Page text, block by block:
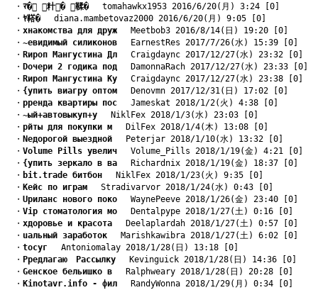
・ ﾏ� 籵� 鞣� tomahawkx1953 2016/6/20(月) 3:24 [0]
・ ﾔ鞳� diana.mambetovaz2000 2016/6/20(月) 9:05 [0]
・ xнакомства для друж Meetbob3 2016/8/14(日) 19:20 [0]
・ ~евидимый силиконов EarnestRes 2017/7/26(水) 15:39 [0]
・ Rироп Мангустина Дл Craigdaync 2017/12/27(水) 23:32 [0]
・ Dочери 2 годика под DamonnaRach 2017/12/27(水) 23:33 [0]
・ Rироп Мангустина Ку Craigdaync 2017/12/27(水) 23:38 [0]
・ {упить виагру оптом Denovmn 2017/12/31(日) 17:02 [0]
・ pренда квартиры пос Jameskat 2018/1/2(火) 4:38 [0]
・ ~ый+автовыкуп+у NiklFex 2018/1/3(水) 23:03 [0]
・ pйты для покупки м DilFex 2018/1/4(木) 13:08 [0]
・ Nедорогой выездной Peterjar 2018/1/10(水) 13:32 [0]
・ Volume Pills увелич Volume_Pills 2018/1/19(金) 4:21 [0]
・ {упить зеркало в ва Richardnix 2018/1/19(金) 18:37 [0]
・ bit.trade битбон NiklFex 2018/1/23(火) 9:35 [0]
・ Kейс по играм Stradivarvor 2018/1/24(水) 0:43 [0]
・ Uриланс нового поко WaynePeeve 2018/1/26(金) 23:40 [0]
・ Vip стоматология мо Dentalpype 2018/1/27(土) 0:16 [0]
・ xдоровье и красота Deelaplardah 2018/1/27(土) 0:57 [0]
・ uальный заработок Marishkawibra 2018/1/27(土) 6:02 [0]
・ tосуг Antoniomalay 2018/1/28(日) 13:18 [0]
・ Pредлагаю　Рассылку Kevinguick 2018/1/28(日) 14:36 [0]
・ Gенское бельишко в Ralphweary 2018/1/28(日) 20:28 [0]
・ Kinotavr.info - фил RandyWonna 2018/1/29(月) 0:34 [0]